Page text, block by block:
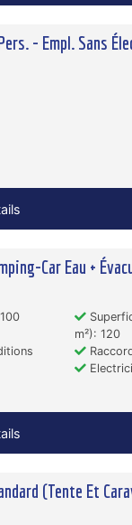
- Empl. Sans
Car Eau +
m²): 120
(Tente Et